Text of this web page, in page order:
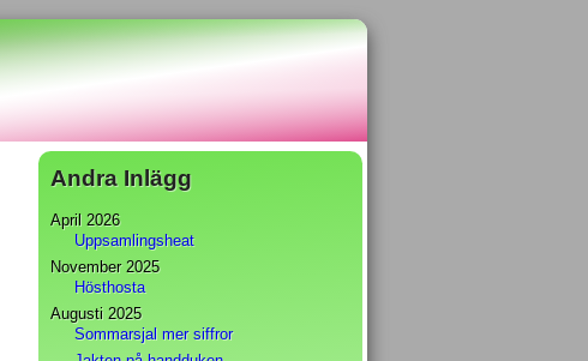
Andra Inlägg
April 2026
Uppsamlingsheat
November 2025
Hösthosta
Augusti 2025
Sommarsjal mer siffror